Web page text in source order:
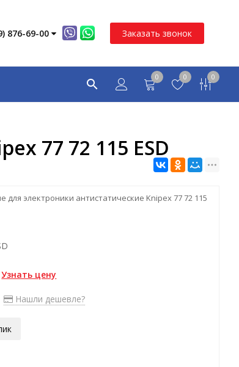
876-69-00 Заказать звонок
0 0 0
77 72 115 ESD
для электроники антистатические Knipex 77 72 115
Узнать цену
Нашли дешевле?